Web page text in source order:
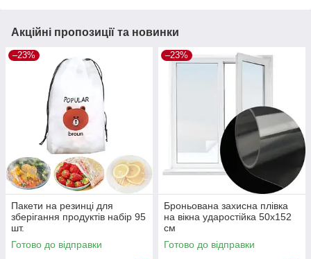
Акційні пропозиції та новинки
–23%
Пакети на резинці для
зберігання продуктів набір 95
шт.
Готово до відправки
–23%
Броньована захисна плівка
на вікна ударостійка 50x152
см
Готово до відправки